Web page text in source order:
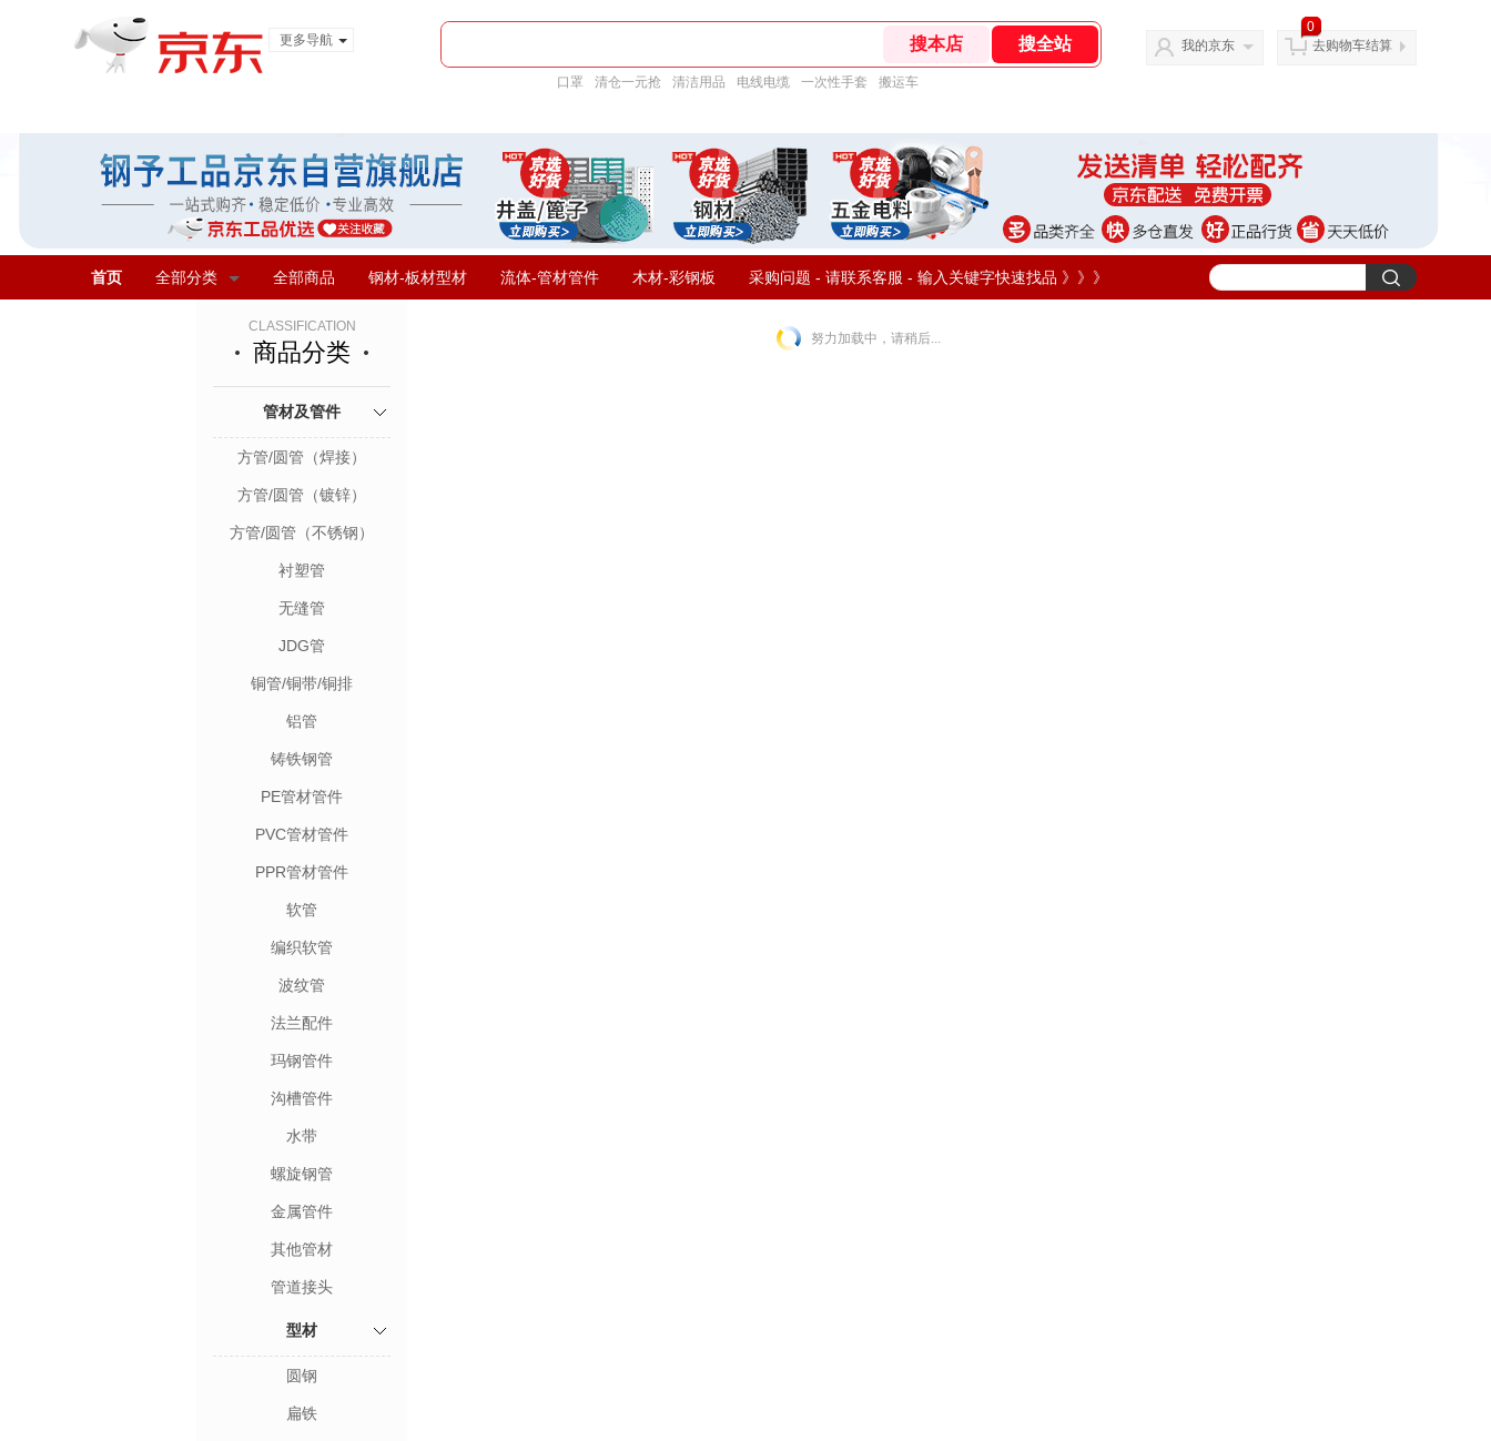
更多导航
口罩 清仓一元抢 清洁用品 电线电缆 一次性手套 搬运车
我的京东
0
去购物车结算
首页 全部分类 全部商品 钢材-板材型材 流体-管材管件 木材-彩钢板 采购问题 - 请联系客服 - 输入关键字快速找品 》》》
CLASSIFICATION
商品分类
管材及管件
方管/圆管（焊接）
方管/圆管（镀锌）
方管/圆管（不锈钢）
衬塑管
无缝管
JDG管
铜管/铜带/铜排
铝管
铸铁钢管
PE管材管件
PVC管材管件
PPR管材管件
软管
编织软管
波纹管
法兰配件
玛钢管件
沟槽管件
水带
螺旋钢管
金属管件
其他管材
管道接头
型材
圆钢
扁铁
努力加载中，请稍后...